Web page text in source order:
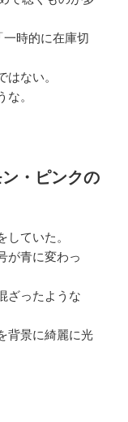
時的に在庫切
ない。
。
・ピンクの
ていた。
が青に変わっ
ざったような
背景に綺麗に光